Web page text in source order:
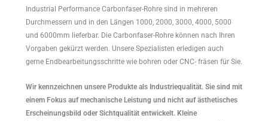
Industrial Performance Carbonfaser-Rohre sind in mehreren
Durchmessern und in den Längen 1000, 2000, 3000, 4000, 5000
und 6000mm lieferbar. Die Carbonfaser-Rohre können nach Ihren
Vorgaben gekürzt werden. Unsere Spezialisten erledigen auch
gerne Endbearbeitungsschritte wie bohren oder CNC- fräsen für Sie.
Wir kennzeichnen unsere Produkte als Industriequalität. Sie sind mit
einem Fokus auf mechanische Leistung und nicht auf ästhetisches
Erscheinungsbild oder Sichtqualität entwickelt. Kleine